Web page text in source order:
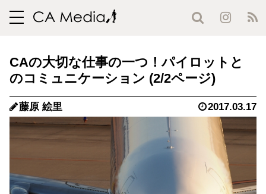
toggle
CAの大切な仕事の一つ！パイロットと
のコミュニケーション (2/2ページ)
藤原 絵里 2017.03.17